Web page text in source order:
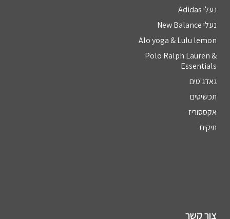
נעלי Adidas
נעלי New Balance
Alo yoga & Lulu lemon
Polo Ralph Lauren &
Essentials
גאדג'טים
תכשיטים
אקססוריז
תיקים
צור קשר